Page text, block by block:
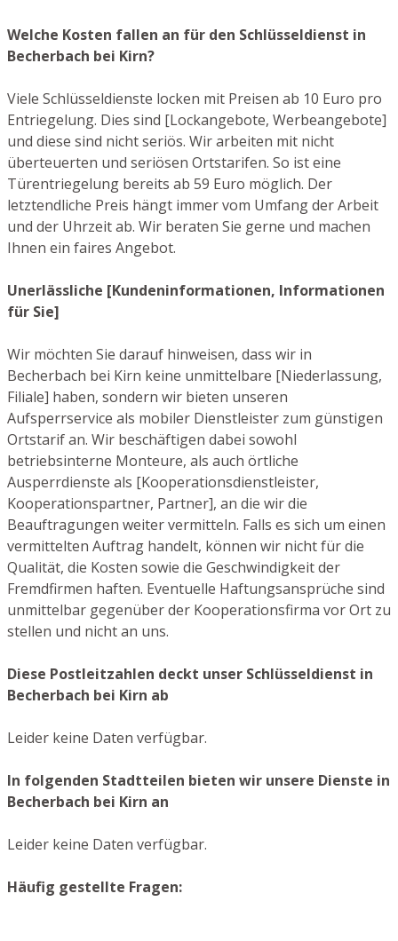
Welche Kosten fallen an für den Schlüsseldienst in
Becherbach bei Kirn?
Viele Schlüsseldienste locken mit Preisen ab 10 Euro pro
Entriegelung. Dies sind [Lockangebote, Werbeangebote]
und diese sind nicht seriös. Wir arbeiten mit nicht
überteuerten und seriösen Ortstarifen. So ist eine
Türentriegelung bereits ab 59 Euro möglich. Der
letztendliche Preis hängt immer vom Umfang der Arbeit
und der Uhrzeit ab. Wir beraten Sie gerne und machen
Ihnen ein faires Angebot.
Unerlässliche [Kundeninformationen, Informationen
für Sie]
Wir möchten Sie darauf hinweisen, dass wir in
Becherbach bei Kirn keine unmittelbare [Niederlassung,
Filiale] haben, sondern wir bieten unseren
Aufsperrservice als mobiler Dienstleister zum günstigen
Ortstarif an. Wir beschäftigen dabei sowohl
betriebsinterne Monteure, als auch örtliche
Ausperrdienste als [Kooperationsdienstleister,
Kooperationspartner, Partner], an die wir die
Beauftragungen weiter vermitteln. Falls es sich um einen
vermittelten Auftrag handelt, können wir nicht für die
Qualität, die Kosten sowie die Geschwindigkeit der
Fremdfirmen haften. Eventuelle Haftungsansprüche sind
unmittelbar gegenüber der Kooperationsfirma vor Ort zu
stellen und nicht an uns.
Diese Postleitzahlen deckt unser Schlüsseldienst in
Becherbach bei Kirn ab
Leider keine Daten verfügbar.
In folgenden Stadtteilen bieten wir unsere Dienste in
Becherbach bei Kirn an
Leider keine Daten verfügbar.
Häufig gestellte Fragen: